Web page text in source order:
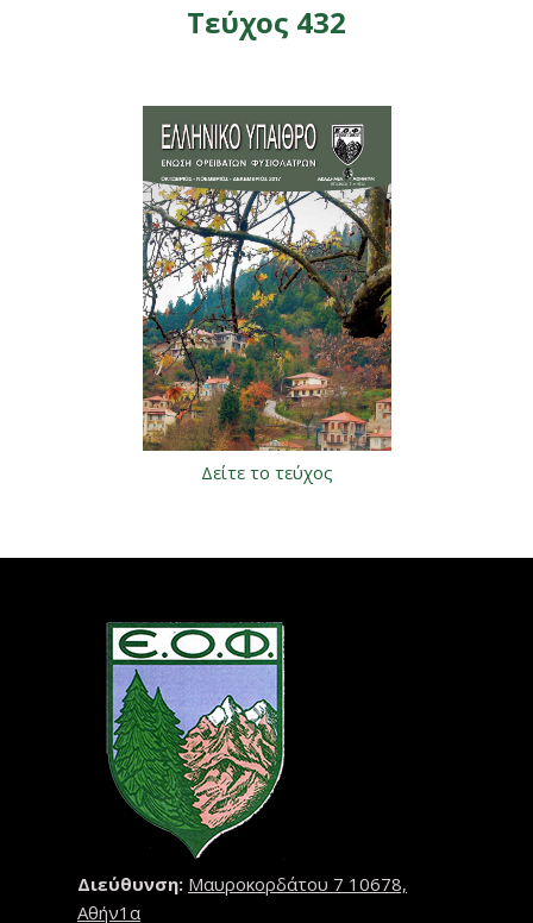
Τεύχος 432
Δείτε το τεύχος
Διεύθυνση: Μαυροκορδάτου 7 10678,
Αθήν1α